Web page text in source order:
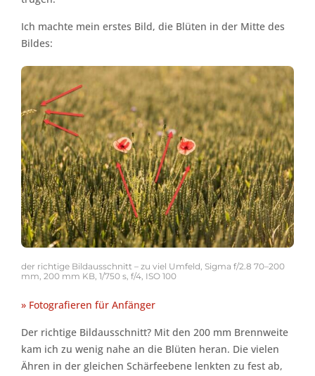
Ich machte mein erstes Bild, die Blüten in der Mitte des
Bildes:
der richtige Bildausschnitt – zu viel Umfeld, Sigma f/2.8 70–200
mm, 200 mm KB, 1/750 s, f/4, ISO 100
» Fotografieren für Anfänger
Der richtige Bildausschnitt? Mit den 200 mm Brennweite
kam ich zu wenig nahe an die Blüten heran. Die vielen
Ähren in der gleichen Schärfeebene lenkten zu fest ab,